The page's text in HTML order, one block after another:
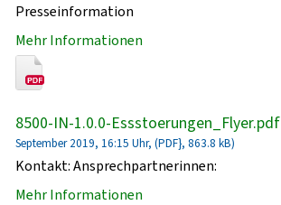
Presseinformation
Mehr Informationen
8500-IN-1.0.0-Essstoerungen_Flyer.pdf
September 2019, 16:15 Uhr, (PDF}, 863.8 kB)
Kontakt: Ansprechpartnerinnen:
Mehr Informationen